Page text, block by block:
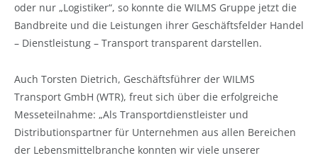
oder nur „Logistiker“, so konnte die WILMS Gruppe jetzt die
Bandbreite und die Leistungen ihrer Geschäftsfelder Handel
– Dienstleistung – Transport transparent darstellen.
Auch Torsten Dietrich, Geschäftsführer der WILMS
Transport GmbH (WTR), freut sich über die erfolgreiche
Messeteilnahme: „Als Transportdienstleister und
Distributionspartner für Unternehmen aus allen Bereichen
der Lebensmittelbranche konnten wir viele unserer